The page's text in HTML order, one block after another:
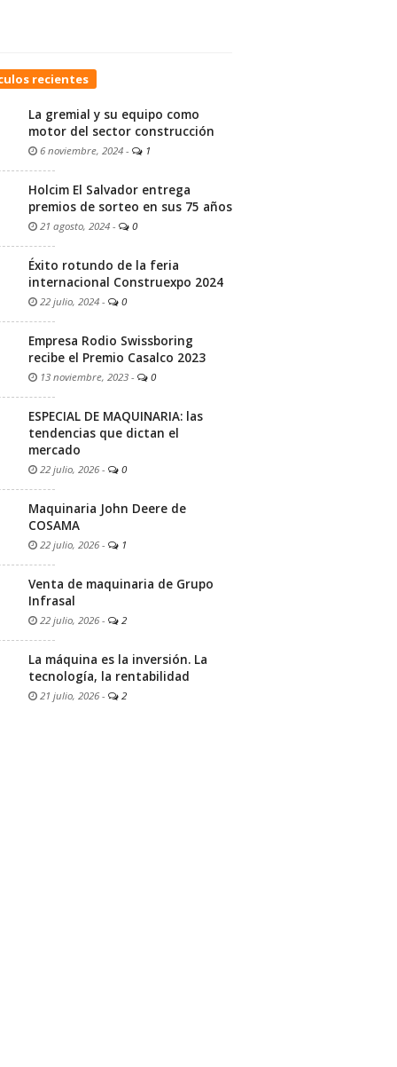
recientes
La gremial y su equipo como
motor del sector construcción
6 noviembre, 2024 - 1
Holcim El Salvador entrega
premios de sorteo en sus 75 años
21 agosto, 2024 - 0
Éxito rotundo de la feria
internacional Construexpo 2024
22 julio, 2024 - 0
Empresa Rodio Swissboring
recibe el Premio Casalco 2023
13 noviembre, 2023 - 0
ESPECIAL DE MAQUINARIA: las
tendencias que dictan el
mercado
22 julio, 2026 - 0
Maquinaria John Deere de
COSAMA
22 julio, 2026 - 1
Venta de maquinaria de Grupo
Infrasal
22 julio, 2026 - 2
La máquina es la inversión. La
tecnología, la rentabilidad
21 julio, 2026 - 2